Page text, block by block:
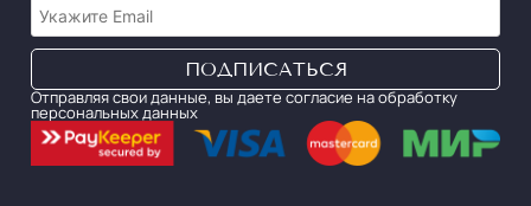
Отправляя свои данные, вы даете согласие на обработку
персональных данных